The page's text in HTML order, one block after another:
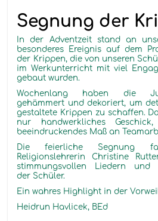
Segnung der
In der Adventzeit stand an
besonderes Ereignis auf dem
der Krippen, die von unseren
im Werkunterricht mit viel
gebaut wurden.
Wochenlang haben die
gehämmert und dekoriert, um
gestaltete Krippen zu schaffen.
nur handwerkliches
beeindruckendes Maß an
Die feierliche Segnung
Religionslehrerin Christine
stimmungsvollen Liedern und
der Schüler.
Ein wahres Highlight in der
Heidrun Havlicek, BEd